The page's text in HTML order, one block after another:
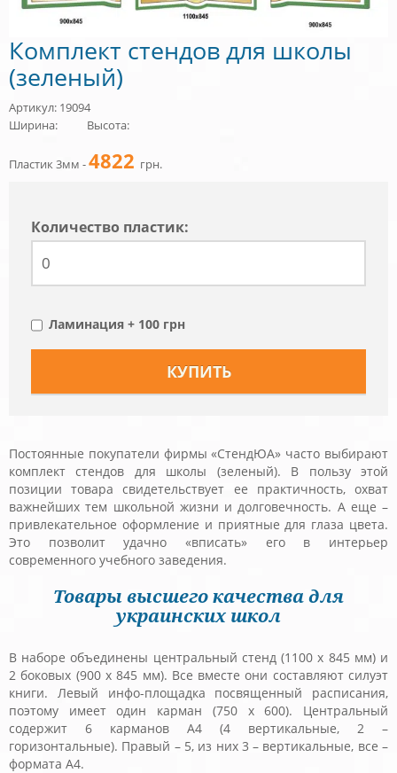
Комплект стендов для школы
(зеленый)
Артикул: 19094
Ширина:
Высота:
Пластик 3мм -4822 грн.
Количество пластик:
Ламинация + 100 грн
Постоянные покупатели фирмы «СтендЮА» часто выбирают
комплект стендов для школы (зеленый). В пользу этой
позиции товара свидетельствует ее практичность, охват
важнейших тем школьной жизни и долговечность. А еще –
привлекательное оформление и приятные для глаза цвета.
Это позволит удачно «вписать» его в интерьер
современного учебного заведения.
Товары высшего качества для
украинских школ
В наборе объединены центральный стенд (1100 х 845 мм) и
2 боковых (900 х 845 мм). Все вместе они составляют силуэт
книги. Левый инфо-площадка посвященный расписания,
поэтому имеет один карман (750 х 600). Центральный
содержит 6 карманов А4 (4 вертикальные, 2 –
горизонтальные). Правый – 5, из них 3 – вертикальные, все –
формата А4.